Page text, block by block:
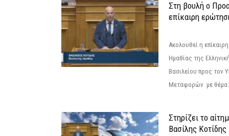
Στη βουλή ο
επίκαιρη
Ακολουθεί η
Ημαθίας της
Βασιλείου προς τον
Μεταφορών με θέμα:
Στηρίζει το
Βασίλης Κοτίδης